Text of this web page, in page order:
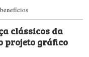
clássicos da
projeto gráfico